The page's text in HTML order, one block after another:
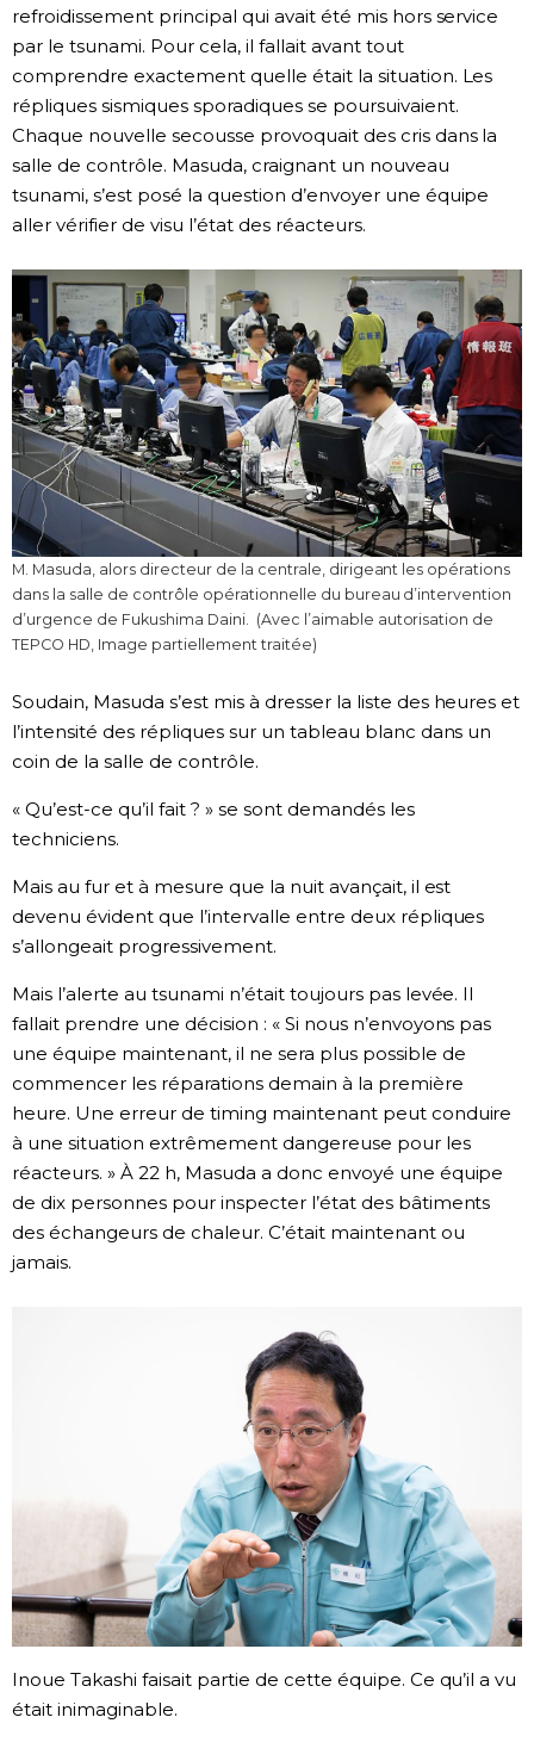
refroidissement principal qui avait été mis hors service
par le tsunami. Pour cela, il fallait avant tout
comprendre exactement quelle était la situation. Les
répliques sismiques sporadiques se poursuivaient.
Chaque nouvelle secousse provoquait des cris dans la
salle de contrôle. Masuda, craignant un nouveau
tsunami, s’est posé la question d’envoyer une équipe
aller vérifier de visu l’état des réacteurs.
M. Masuda, alors directeur de la centrale, dirigeant les opérations
dans la salle de contrôle opérationnelle du bureau d’intervention
d’urgence de Fukushima Daini. (Avec l’aimable autorisation de
TEPCO HD, Image partiellement traitée)
Soudain, Masuda s’est mis à dresser la liste des heures et
l’intensité des répliques sur un tableau blanc dans un
coin de la salle de contrôle.
« Qu’est-ce qu’il fait ? » se sont demandés les
techniciens.
Mais au fur et à mesure que la nuit avançait, il est
devenu évident que l’intervalle entre deux répliques
s’allongeait progressivement.
Mais l’alerte au tsunami n’était toujours pas levée. Il
fallait prendre une décision : « Si nous n’envoyons pas
une équipe maintenant, il ne sera plus possible de
commencer les réparations demain à la première
heure. Une erreur de timing maintenant peut conduire
à une situation extrêmement dangereuse pour les
réacteurs. » À 22 h, Masuda a donc envoyé une équipe
de dix personnes pour inspecter l’état des bâtiments
des échangeurs de chaleur. C’était maintenant ou
jamais.
Inoue Takashi faisait partie de cette équipe. Ce qu’il a vu
était inimaginable.